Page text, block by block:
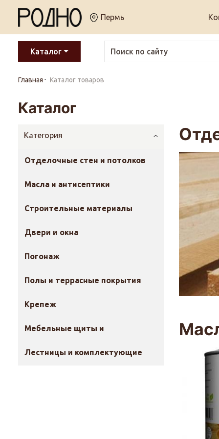
Пермь
Каталог
Главная Каталог товаров
Каталог
Категория
Отделочные стен и потолков
Масла и антисептики
Строительные материалы
Двери и окна
Погонаж
Полы и террасные покрытия
Крепеж
Мебельные щиты и
Лестницы и комплектующие